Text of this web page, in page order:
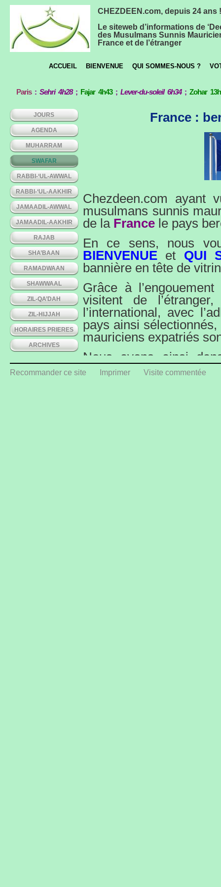
CHEZDEEN.com, depuis 24 ans !
Le siteweb d’informations de
des Musulmans Sunnis
France et de l’étranger
ACCUEIL BIENVENUE QUI SOMMES-NOUS ?
Paris:Sehri 4h28; Fajar 4h43;Lever-du-soleil 6h34;Zohar
JOURS
AGENDA
MUHARRAM
SWAFAR
RABBI-‘UL-AWWAL
RABBI-‘UL-AAKHIR
JAMAADIL-AWWAL
JAMAADIL-AAKHIR
RAJAB
SHA’BAAN
RAMADWAAN
SHAWWAAL
ZIL-QA’DAH
ZIL-HIJJAH
HORAIRES PRIERES
ARCHIVES
France :
Chezdeen.com ayant
musulmans sunnis
de la France le pays
En ce sens, nous
BIENVENUE et QUI
bannière en tête de
Grâce à
visitent de
l’international, avec
pays ainsi
mauriciens expatriés
Nous avons ainsi
Correspondantlocal,
Recommander ce site Imprimer Visite commentée